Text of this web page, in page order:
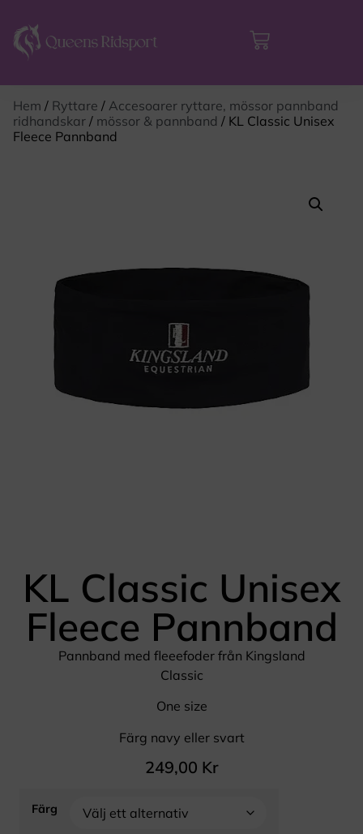
Hem / Ryttare / Accesoarer ryttare, mössor pannband
ridhandskar / mössor & pannband / KL Classic Unisex
Fleece Pannband
KL Classic Unisex
Fleece Pannband
Pannband med fleeefoder från Kingsland
Classic
One size
Färg navy eller svart
249,00 Kr
Färg